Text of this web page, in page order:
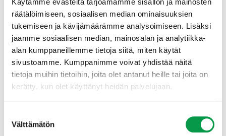
Käytämme evästeitä tarjoamamme sisällön ja mainosten
räätälöimiseen, sosiaalisen median ominaisuuksien
tukemiseen ja kävijämäärämme analysoimiseen. Lisäksi
jaamme sosiaalisen median, mainosalan ja analytiikka-
alan kumppaneillemme tietoja siitä, miten käytät
sivustoamme. Kumppanimme voivat yhdistää näitä
tietoja muihin tietoihin, joita olet antanut heille tai joita on
kerätty, kun olet käyttänyt heidän palvelujaan.
valinta
Välttämätön
Makkonen , LähiTapiola
Päätössanat
Kalle Vanhatalo, Tapio
Klo 11.00 Tilaisuus päättyy.
Metsänhoidon suositukset ovat saatavilla aina